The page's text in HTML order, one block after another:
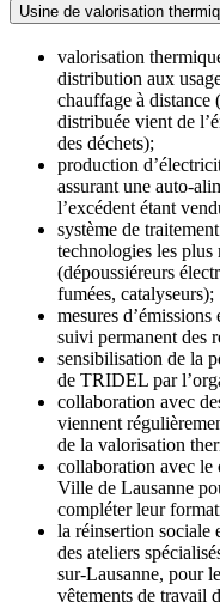
Usine de valorisation
valorisation
distribution aux
chauffage à distance
distribuée vient de
des déchets);
production
assurant une auto-
l’excédent étant
système de
technologies les plus
(dépoussiéreurs
fumées, catalyseurs);
mesures
suivi permanent des
sensibilisation de la
de TRIDEL par
collaboration avec
viennent
de la valorisation
collaboration avec le
Ville de Lausanne
compléter leur
la réinsertion sociale
des ateliers
sur-Lausanne, pour
vêtements de travail